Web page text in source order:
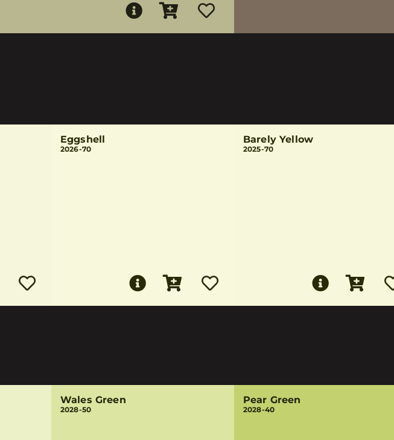
Eggshell
2026-70
Barely Yellow
2025-70
Wales Green
2028-50
Pear Green
2028-40